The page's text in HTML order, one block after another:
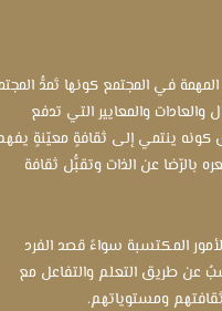
في المجتمع كونها تَمدُّ
والعادات والمعايير التي تدفع
كونه ينتمي إلى ثقافةٍ معيّنةٍ
بالرّضا عن الذات وتقبُّل ثقافة
المكتسبة سواءً قصد الفرد
عن طريق التعلم والتفاعل مع
ومستوياتهم.